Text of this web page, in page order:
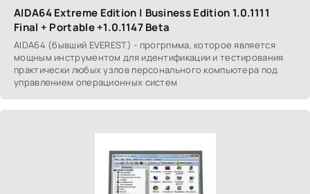
AIDA64 Extreme Edition | Business Edition 1.0.1111
Final + Portable +1.0.1147 Beta
AIDA64 (бывший EVEREST) - прогрпмма, которое является
мощным инструментом для идентификации и тестирования
практически любых узлов персонального компьютера под
управлением операционных систем